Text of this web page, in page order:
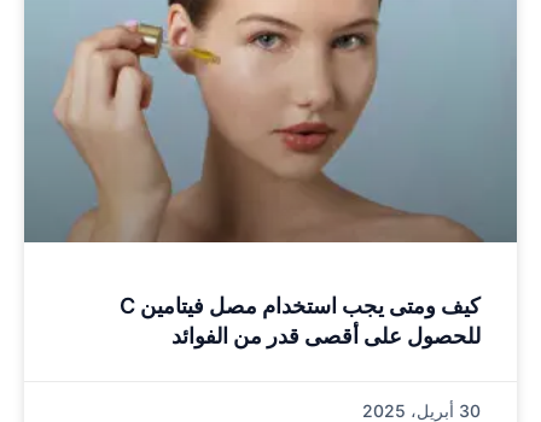
كيف ومتى يجب استخدام مصل فيتامين C
للحصول على أقصى قدر من الفوائد
30 أبريل، 2025